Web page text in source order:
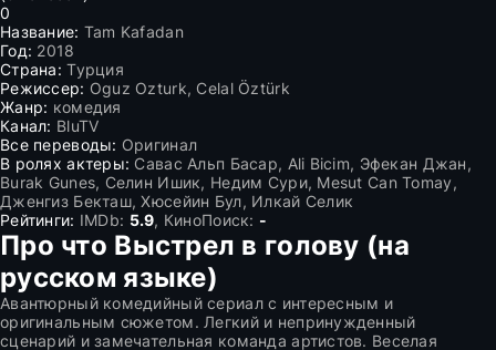
0
Название: Tam Kafadan
Год: 2018
Страна: Турция
Режиссер: Oguz Ozturk, Celal Öztürk
Жанр: комедия
Канал: BluTV
Все переводы: Оригинал
В ролях актеры: Савас Альп Басар, Ali Bicim, Эфекан Джан,
Burak Gunes, Селин Ишик, Недим Сури, Mesut Can Tomay,
Дженгиз Бекташ, Хюсейин Бул, Илкай Селик
Рейтинги: IMDb: 5.9, КиноПоиск: -
Про что Выстрел в голову (на
русском языке)
Авантюрный комедийный сериал с интересным и
оригинальным сюжетом. Легкий и непринужденный
сценарий и замечательная команда артистов. Веселая